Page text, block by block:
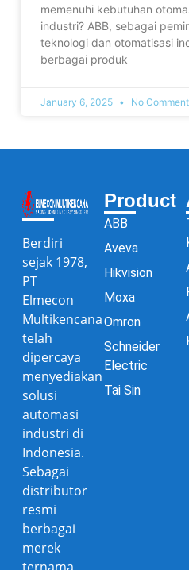
memenuhi kebutuhan
industri? ABB, sebagai
teknologi dan otomatisasi
berbagai produk
January 6, 2025 No
Berdiri
sejak 1978,
PT
Elmecon
Multikencana
telah
dipercaya
menyediakan
solusi
automasi
industri di
Indonesia.
Sebagai
distributor
resmi
berbagai
merek
Product
ABB
Aveva
Hikvision
Moxa
Omron
Schneider
Electric
Tai Sin